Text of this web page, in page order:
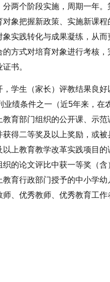
两个阶段实施，周期一年
象把握新政策、实施新课
实践转化与成果凝练，从
方式对培育对象进行考核
书。
学生（家长）评教结果良
绩条件之一（近5年来，在
育部门组织的公开课、示范
得二等奖及以上奖励，或
上教育教学改革实践项目
的论文评比中获一等奖（
育行政部门授予的中小学
、优秀教师、优秀教育工